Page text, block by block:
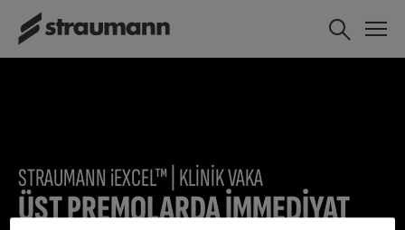
STRAUMANN iEXCEL™ | KLINIK VAKA
ÜST PREMOLARDA IMMEDIYAT